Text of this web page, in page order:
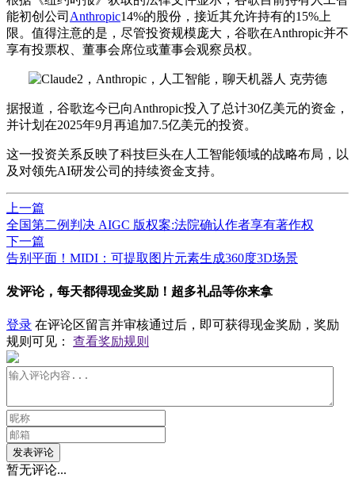
能初创公司 Anthropic14%的股份，接近其允许持有的15%上
限。值得注意的是，尽管投资规模庞大，谷歌在Anthropic并不
享有投票权、董事会席位或董事会观察员权。
据报道，谷歌迄今已向Anthropic投入了总计30亿美元的资金，
并计划在2025年9月再追加7.5亿美元的投资。
这一投资关系反映了科技巨头在人工智能领域的战略布局，以
及对领先AI研发公司的持续资金支持。
上一篇
全国第二例判决 AIGC 版权案:法院确认作者享有著作权
下一篇
告别平面！MIDI：可提取图片元素生成360度3D场景
发评论，每天都得现金奖励！超多礼品等你来拿
登录 在评论区留言并审核通过后，即可获得现金奖励，奖励
规则可见： 查看奖励规则
发表评论
暂无评论...